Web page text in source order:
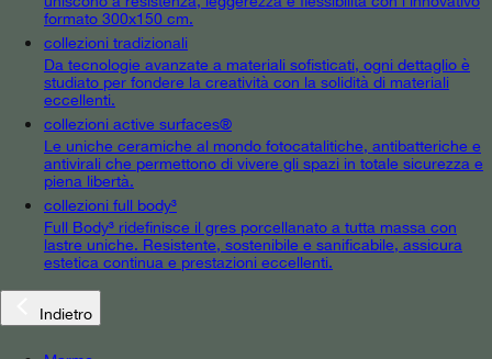
formato 300x150 cm.
collezioni tradizionali
Da tecnologie avanzate a materiali sofisticati, ogni dettaglio è
studiato per fondere la creatività con la solidità di materiali
eccellenti.
collezioni active surfaces®
Le uniche ceramiche al mondo fotocatalitiche, antibatteriche e
antivirali che permettono di vivere gli spazi in totale sicurezza e
piena libertà.
collezioni full body³
Full Body³ ridefinisce il gres porcellanato a tutta massa con
lastre uniche. Resistente, sostenibile e sanificabile, assicura
estetica continua e prestazioni eccellenti.
Indietro